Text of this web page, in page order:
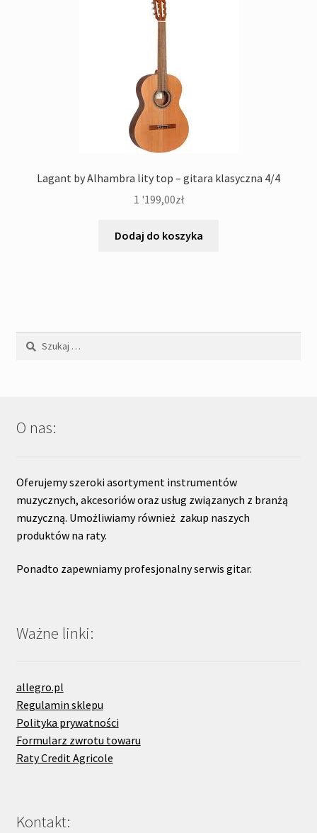
Lagant by Alhambra lity top – gitara klasyczna 4/4
1 '199,00zł
Dodaj do koszyka
Szukaj:
O nas:
Oferujemy szeroki asortyment instrumentów
muzycznych, akcesoriów oraz usług związanych z branżą
muzyczną. Umożliwiamy również zakup naszych
produktów na raty.
Ponadto zapewniamy profesjonalny serwis gitar.
Ważne linki:
allegro.pl
Regulamin sklepu
Polityka prywatności
Formularz zwrotu towaru
Raty Credit Agricole
Kontakt: